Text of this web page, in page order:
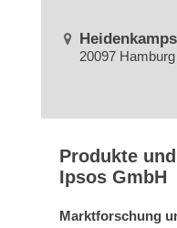
20097 Hamburg
Produkte
Ipsos GmbH
Marktforschung